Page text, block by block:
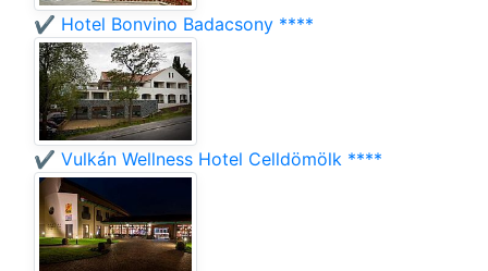
✔️ Hotel Bonvino Badacsony ****
✔️ Vulkán Wellness Hotel Celldömölk ****